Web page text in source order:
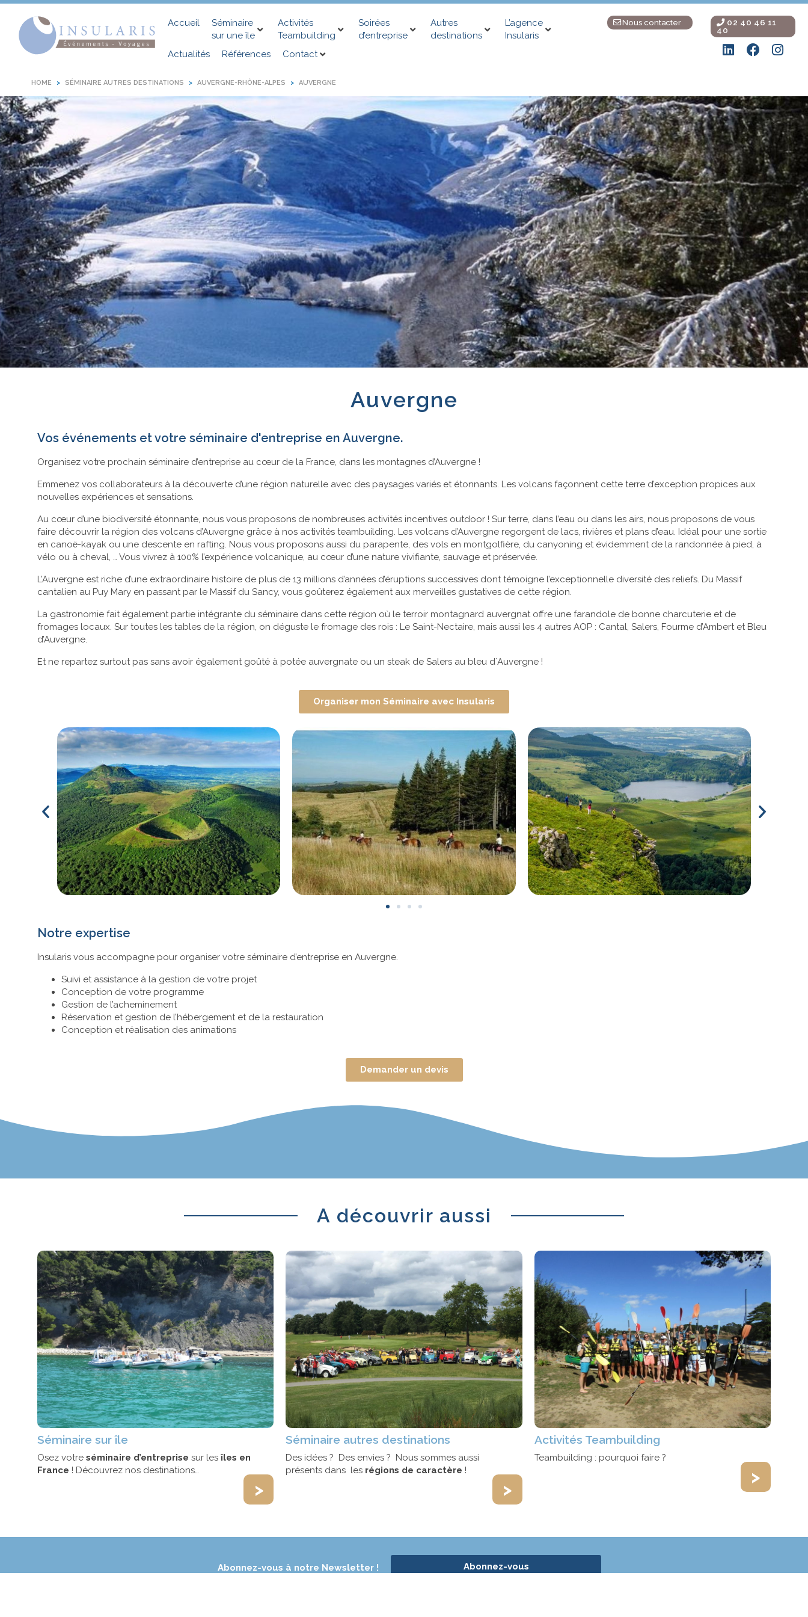
Accueil
Séminaire
sur une île
Activités
Teambuilding
Soirées
d’entreprise
Autres
destinations
L’agence
Insularis
Actualités
Références Contact
Nous contacter
02 40 46 11
40
HOME SÉMINAIRE AUTRES DESTINATIONS AUVERGNE-RHÔNE-ALPES AUVERGNE
Auvergne
Vos événements et votre séminaire d'entreprise en Auvergne.
Organisez votre prochain séminaire d’entreprise au cœur de la France, dans les montagnes d’Auvergne !
Emmenez vos collaborateurs à la découverte d’une région naturelle avec des paysages variés et étonnants. Les volcans façonnent cette terre d’exception propices aux
nouvelles expériences et sensations.
Au cœur d’une biodiversité étonnante, nous vous proposons de nombreuses activités incentives outdoor ! Sur terre, dans l’eau ou dans les airs, nous proposons de vous
faire découvrir la région des volcans d’Auvergne grâce à nos activités teambuilding. Les volcans d’Auvergne regorgent de lacs, rivières et plans d’eau. Idéal pour une sortie
en canoë-kayak ou une descente en rafting. Nous vous proposons aussi du parapente, des vols en montgolfière, du canyoning et évidemment de la randonnée à pied, à
vélo ou à cheval, … Vous vivrez à 100% l’expérience volcanique, au cœur d’une nature vivifiante, sauvage et préservée.
L’Auvergne est riche d’une extraordinaire histoire de plus de 13 millions d’années d’éruptions successives dont témoigne l’exceptionnelle diversité des reliefs. Du Massif
cantalien au Puy Mary en passant par le Massif du Sancy, vous goûterez également aux merveilles gustatives de cette région.
La gastronomie fait également partie intégrante du séminaire dans cette région où le terroir montagnard auvergnat offre une farandole de bonne charcuterie et de
fromages locaux. Sur toutes les tables de la région, on déguste le fromage des rois : Le Saint-Nectaire, mais aussi les 4 autres AOP : Cantal, Salers, Fourme d’Ambert et Bleu
d’Auvergne.
Et ne repartez surtout pas sans avoir également goûté à potée auvergnate ou un steak de Salers au bleu d´Auvergne !
Organiser mon Séminaire avec Insularis
Notre expertise
Insularis vous accompagne pour organiser votre séminaire d’entreprise en Auvergne.
Suivi et assistance à la gestion de votre projet
Conception de votre programme
Gestion de l’acheminement
Réservation et gestion de l’hébergement et de la restauration
Conception et réalisation des animations
Demander un devis
A découvrir aussi
Séminaire sur île
Osez votre séminaire d’entreprise sur les îles en
France ! Découvrez nos destinations…
>
Séminaire autres destinations
Des idées ? Des envies ? Nous sommes aussi
présents dans les régions de caractère !
>
Activités Teambuilding
Teambuilding : pourquoi faire ?
>
Abonnez-vous à notre Newsletter ! Abonnez-vous